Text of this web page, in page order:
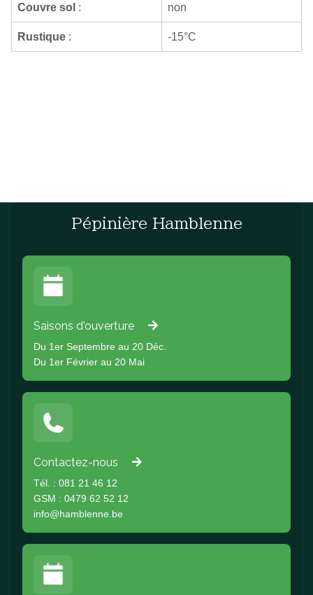
Couvre sol : non
Rustique : -15°C
Pépinière Hamblenne
Saisons d'ouverture
Du 1er Septembre au 20 Déc.
Du 1er Février au 20 Mai
Contactez-nous
Tél. : 081 21 46 12
GSM : 0479 62 52 12
info@hamblenne.be